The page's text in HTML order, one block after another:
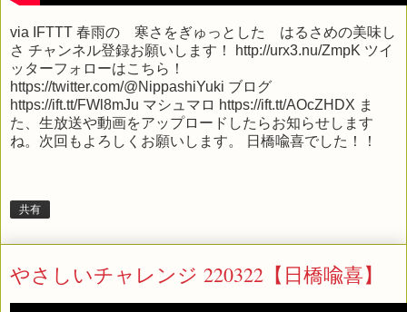
via IFTTT 春雨の 寒さをぎゅっとした はるさめの美味し
さ チャンネル登録お願いします！ http://urx3.nu/ZmpK ツイ
ッターフォローはこちら！
https://twitter.com/@NippashiYuki ブログ
https://ift.tt/FWl8mJu マシュマロ https://ift.tt/AOcZHDX ま
た、生放送や動画をアップロードしたらお知らせします
ね。次回もよろしくお願いします。 日橋喩喜でした！！
共有
やさしいチャレンジ 220322【日橋喩喜】